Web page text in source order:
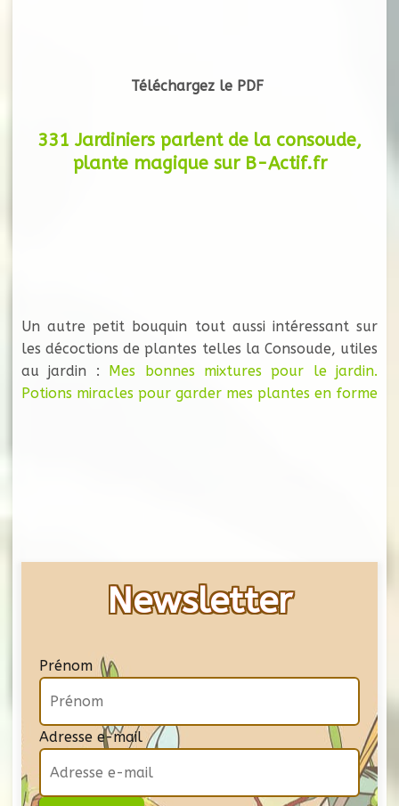
Téléchargez le PDF
331 Jardiniers parlent de la consoude,
plante magique sur B-Actif.fr
Un autre petit bouquin tout aussi intéressant sur
les décoctions de plantes telles la Consoude, utiles
au jardin :
Mes bonnes mixtures pour le jardin.
Potions miracles pour garder mes plantes en forme
Newsletter
Prénom
Adresse e-mail